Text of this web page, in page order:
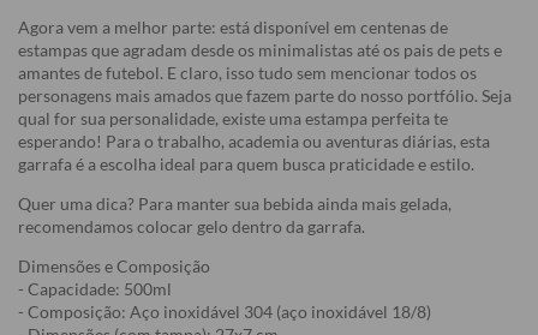
Agora vem a melhor parte: está disponível em centenas de
estampas que agradam desde os minimalistas até os pais de pets e
amantes de futebol. E claro, isso tudo sem mencionar todos os
personagens mais amados que fazem parte do nosso portfólio. Seja
qual for sua personalidade, existe uma estampa perfeita te
esperando! Para o trabalho, academia ou aventuras diárias, esta
garrafa é a escolha ideal para quem busca praticidade e estilo.
Quer uma dica? Para manter sua bebida ainda mais gelada,
recomendamos colocar gelo dentro da garrafa.
Dimensões e Composição
- Capacidade: 500ml
- Composição: Aço inoxidável 304 (aço inoxidável 18/8)